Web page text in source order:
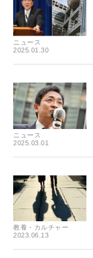
ニュース
2025.01.30
ニュース
2025.03.01
教養・カルチャー
2023.06.13